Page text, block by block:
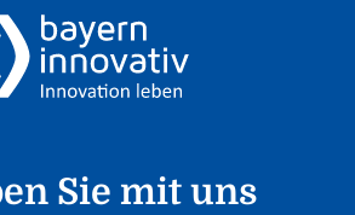
Sie mit uns